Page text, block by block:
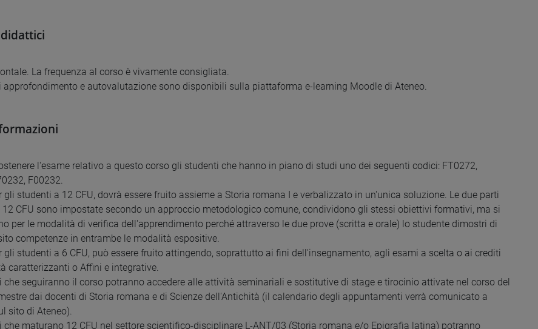
La frequenza al corso è vivamente consigliata.
approfondimento e autovalutazione sono disponibili sulla piattaforma e-learning Moodle di Ateneo.
l'esame relativo a questo corso gli studenti che hanno in piano di studi uno dei seguenti codici: FT0272,
F00232.
gli studenti a 12 CFU, dovrà essere fruito assieme a Storia romana I e verbalizzato in un'unica soluzione. Le due parti
12 CFU sono impostate secondo un approccio metodologico comune, condividono gli stessi obiettivi formativi, ma si
per le modalità di verifica dell'apprendimento perché attraverso le due prove (scritta e orale) lo studente dimostri di
competenze in entrambe le modalità espositive.
gli studenti a 6 CFU, può essere fruito attingendo, soprattutto ai fini dell'insegnamento, agli esami a scelta o ai crediti
caratterizzanti o Affini e integrative.
che seguiranno il corso potranno accedere alle attività seminariali e sostitutive di stage e tirocinio attivate nel corso del
dai docenti di Storia romana e di Scienze dell'Antichità (il calendario degli appuntamenti verrà comunicato a
sito di Ateneo).
che maturano 12 CFU nel settore scientifico-disciplinare L-ANT/03 (Storia romana e/o Epigrafia latina) potranno